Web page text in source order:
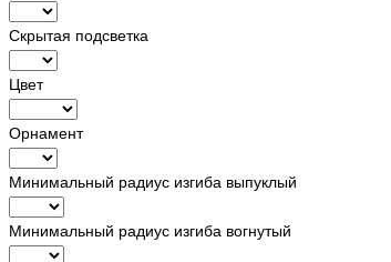
Скрытая подсветка
Цвет
Орнамент
Минимальный радиус изгиба выпуклый
Минимальный радиус изгиба вогнутый